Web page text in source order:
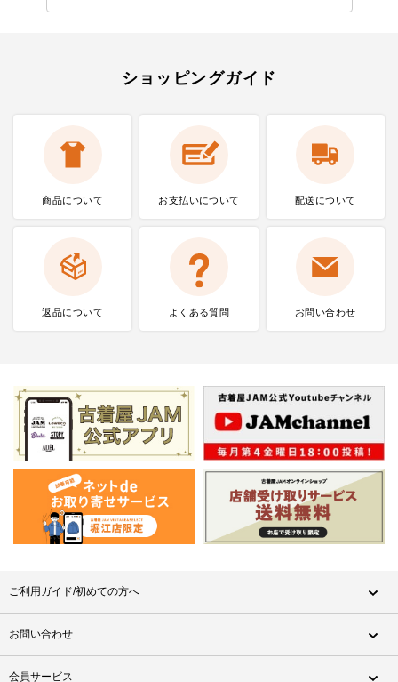
ショッピングガイド
商品について お支払いについて 配送について
返品について よくある質問 お問い合わせ
ご利用ガイド/初めての方へ
お問い合わせ
会員サービス